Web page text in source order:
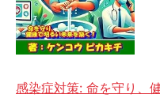
感染症対策: 命を守り、